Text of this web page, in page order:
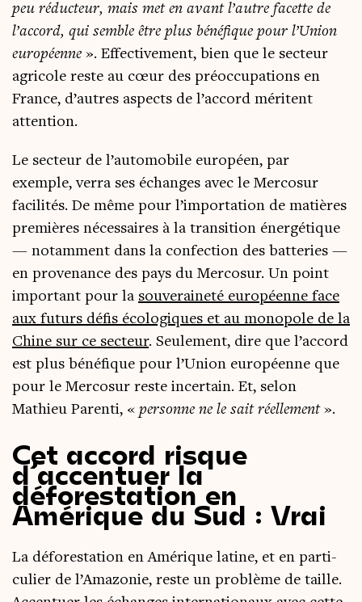
peu réduc­teur, mais met en avant l’autre facette de
l’accord, qui semble être plus béné­fique pour l’Union
euro­péenne ». Effec­ti­ve­ment, bien que le sec­teur
agri­cole reste au cœur des pré­oc­cu­pa­tions en
France, d’autres aspects de l’accord méritent
attention.
Le sec­teur de l’automobile euro­péen, par
exemple, ver­ra ses échanges avec le Mer­co­sur
faci­li­tés. De même pour l’importation de matières
pre­mières néces­saires à la tran­si­tion éner­gé­tique
— notam­ment dans la confec­tion des bat­te­ries —
en pro­ve­nance des pays du Mer­co­sur. Un point
impor­tant pour la sou­ve­rai­ne­té euro­péenne face
aux futurs défis éco­lo­giques et au mono­pole de la
Chine sur ce sec­teur. Seule­ment, dire que l’accord
est plus béné­fique pour l’Union euro­péenne que
pour le Mer­co­sur reste incer­tain. Et, selon
Mathieu Paren­ti, « per­sonne ne le sait réel­le­ment».
Cet accord risque
d’accentuer la
déforestation en
Amérique du Sud : Vrai
La défo­res­ta­tion en Amé­rique latine, et en par­ti­
cu­lier de l’Amazonie, reste un pro­blème de taille.